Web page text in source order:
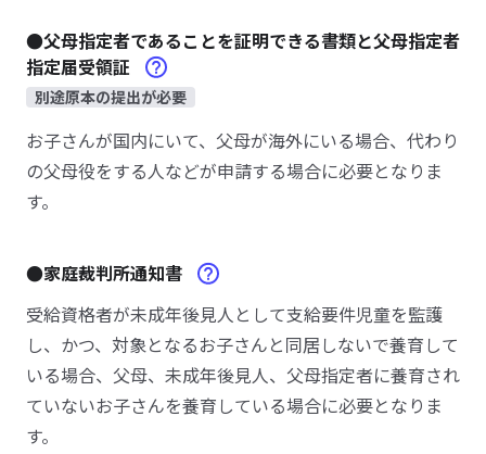
●父母指定者であることを証明できる書類と父母指定者
指定届受領証
別途原本の提出が必要
お子さんが国内にいて、父母が海外にいる場合、代わり
の父母役をする人などが申請する場合に必要となりま
す。
●家庭裁判所通知書
受給資格者が未成年後見人として支給要件児童を監護
し、かつ、対象となるお子さんと同居しないで養育して
いる場合、父母、未成年後見人、父母指定者に養育され
ていないお子さんを養育している場合に必要となりま
す。